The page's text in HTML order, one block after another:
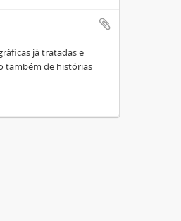
já tratadas e
também de histórias